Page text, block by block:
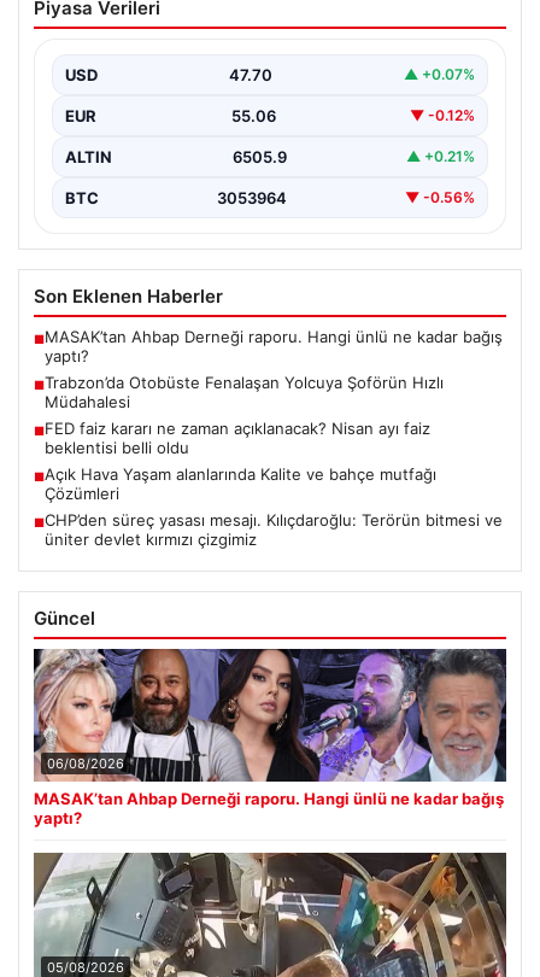
Yolcuya Şoförün Hızlı Müdahalesi
yaşındaki yolcu Hasan Öner’in hayatı, şoför Sinan
Erdoğan’ın…
Piyasa Verileri
USD 47.70 ▲ +0.07%
EUR 55.06 ▼ -0.12%
ALTIN 6505.9 ▲ +0.21%
BTC 3053964 ▼ -0.56%
Son Eklenen Haberler
■MASAK’tan Ahbap Derneği raporu. Hangi ünlü ne kadar bağış
yaptı?
■Trabzon’da Otobüste Fenalaşan Yolcuya Şoförün Hızlı
Müdahalesi
■FED faiz kararı ne zaman açıklanacak? Nisan ayı faiz
beklentisi belli oldu
■Açık Hava Yaşam alanlarında Kalite ve bahçe mutfağı
Çözümleri
■CHP’den süreç yasası mesajı. Kılıçdaroğlu: Terörün bitmesi ve
üniter devlet kırmızı çizgimiz
Güncel
06/08/2026
MASAK’tan Ahbap Derneği raporu. Hangi ünlü ne kadar bağış
yaptı?
05/08/2026